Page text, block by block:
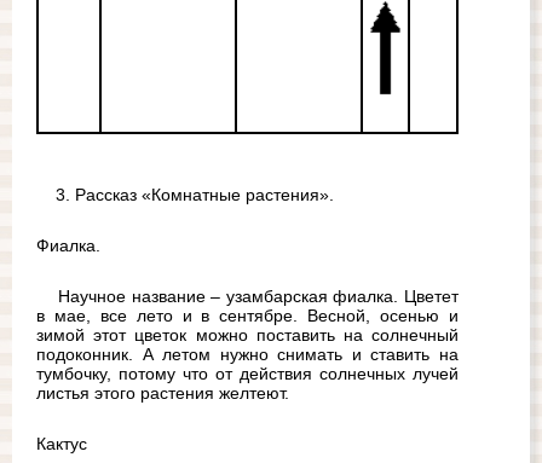
3. Рассказ «Комнатные растения».
Фиалка.
Научное название – узамбарская фиалка. Цветет
в мае, все лето и в сентябре. Весной, осенью и
зимой этот цветок можно поставить на солнечный
подоконник. А летом нужно снимать и ставить на
тумбочку, потому что от действия солнечных лучей
листья этого растения желтеют.
Кактус